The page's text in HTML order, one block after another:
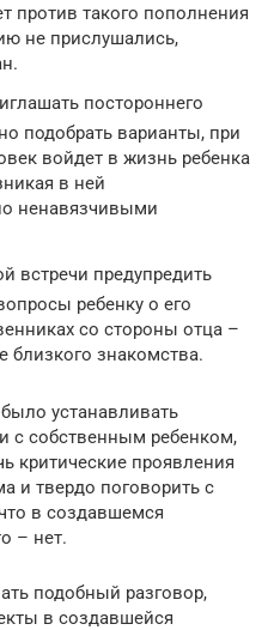
против такого пополнения
не прислушались,
постороннего
подобрать варианты, при
войдет в жизнь ребенка
в ней
ненавязчивыми
встречи предупредить
ребенку о его
со стороны отца –
близкого знакомства.
устанавливать
с собственным ребенком,
критические проявления
и твердо поговорить с
в создавшемся
– нет.
подобный разговор,
в создавшейся